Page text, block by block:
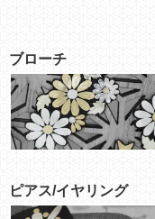
ブローチ
ピアス/イヤリング